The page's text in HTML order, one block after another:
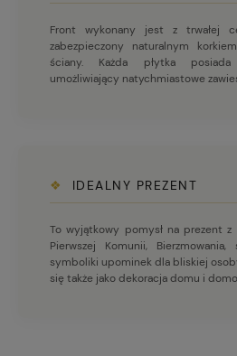
Front wykonany jest z trwałej
zabezpieczony naturalnym
ściany. Każda płytka posiada
umożliwiający natychmiastowe
❖ IDEALNY PREZENT
To wyjątkowy pomysł na prezent z
Pierwszej Komunii,
symboliki upominek dla bliskiej
się także jako dekoracja domu i